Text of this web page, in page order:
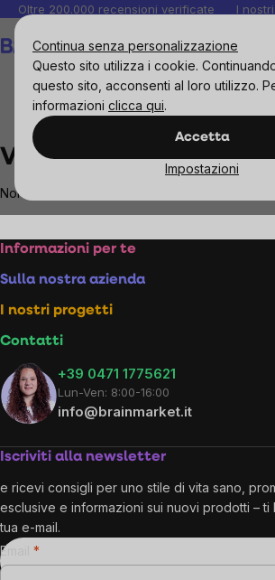
Continua senza personalizzazione
Questo sito utilizza i cookie.
questo sito, acconsenti al loro utilizzo.
informazioni clicca qui.
Accetta
Impostazioni
Salta
contenuto
Oltre 200.000 recensioni verificate I
VOSS
Non sono stati trovati prodotti del marchio
Footer
Informazioni per te
Sulla nostra azienda
I nostri progetti
Contatti
+39 0471 1775621
Lun-Ven: 8:00-16:00
info@brainmarket.it
Iscriviti alla newsletter
e ricevi consigli per uno stile di vita sano,
esclusive e informazioni sui nuovi prodotti – ti
tua e-mail.
Email